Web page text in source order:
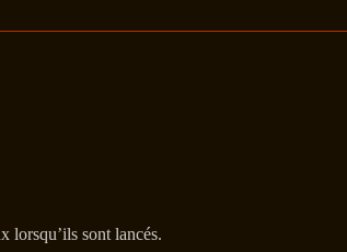
lorsqu’ils sont lancés.